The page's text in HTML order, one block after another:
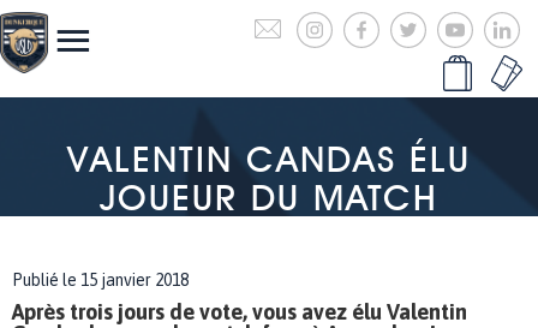
VALENTIN CANDAS ÉLU
JOUEUR DU MATCH
Publié le 15 janvier 2018
Après trois jours de vote, vous avez élu Valentin